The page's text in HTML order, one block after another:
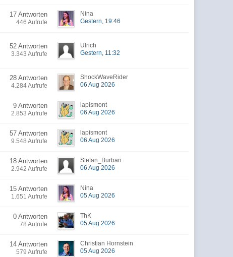
17 Antworten
446 Aufrufe
Nina
Gestern, 19:46
52 Antworten
3.343 Aufrufe
Ulrich
Gestern, 11:32
28 Antworten
4.284 Aufrufe
ShockWaveRider
06 Aug 2026
9 Antworten
2.853 Aufrufe
lapismont
06 Aug 2026
57 Antworten
9.548 Aufrufe
lapismont
06 Aug 2026
18 Antworten
2.942 Aufrufe
Stefan_Burban
06 Aug 2026
15 Antworten
1.651 Aufrufe
Nina
05 Aug 2026
0 Antworten
78 Aufrufe
ThK
05 Aug 2026
14 Antworten
579 Aufrufe
Christian Hornstein
05 Aug 2026